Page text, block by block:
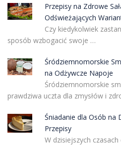
Przepisy na Zdrowe
Odświeżających
Czy kiedykolwiek
sposób wzbogacić swoje …
Śródziemnomorskie
na Odżywcze Napoje
Śródziemnomorskie
prawdziwa uczta dla zmysłów i
Śniadanie dla Osób na
Przepisy
W dzisiejszych